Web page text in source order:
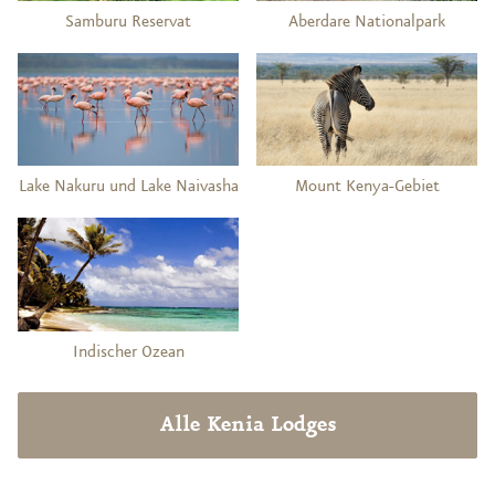
Samburu Reservat Aberdare Nationalpark
Lake Nakuru und Lake Naivasha Mount Kenya-Gebiet
Indischer Ozean
Alle Kenia Lodges